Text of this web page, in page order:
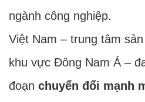
ngành công nghiệp.
Việt Nam – trung tâm
khu vực Đông Nam Á –
đoạn chuyển đổi mạnh